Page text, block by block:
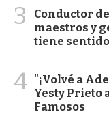
3
Conductor
maestros y
tiene
4 "¡Volvé a
Yesty Prieto
Famosos